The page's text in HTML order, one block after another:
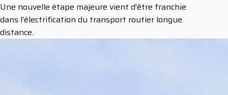
Une nouvelle étape majeure vient d’être franchie
dans l’électrification du transport routier longue
distance.